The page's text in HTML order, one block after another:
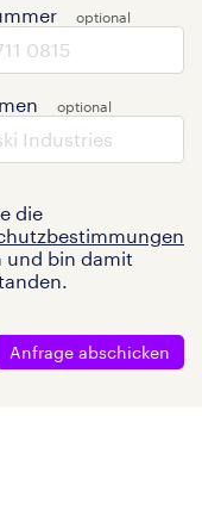
die
und bin damit
Anfrage abschicken